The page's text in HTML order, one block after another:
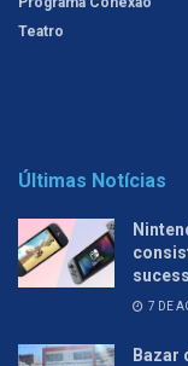
Teatro
Últimas Notícias
7 DE
Bazar